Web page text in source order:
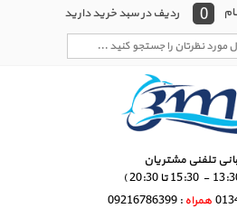
0 ردیف در سبد خرید دارید
تلفنی مشتریان
همراه : 09216786399